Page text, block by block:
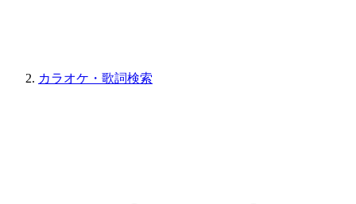
カラオケ・歌詞検索